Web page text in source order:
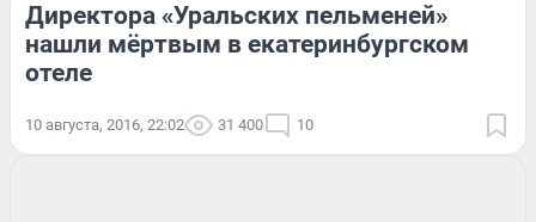
Директора «Уральских пельменей»
нашли мёртвым в екатеринбургском
отеле
10 августа, 2016, 22:02 31 400 10